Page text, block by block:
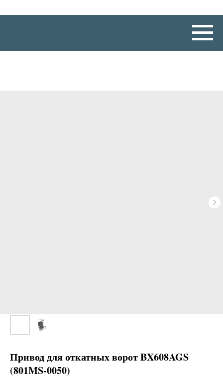
Привод для откатных ворот BX608AGS
(801MS-0050)